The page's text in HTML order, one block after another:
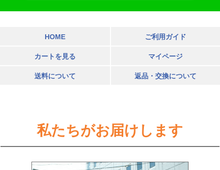
HOME ご利用ガイド
カートを見る マイページ
送料について 返品・交換について
私たちがお届けします